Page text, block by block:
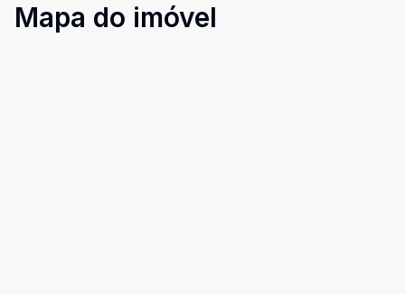
Mapa do imóvel